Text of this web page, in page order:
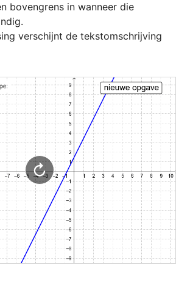
bovengrens in wanneer die
verschijnt de tekstomschrijving